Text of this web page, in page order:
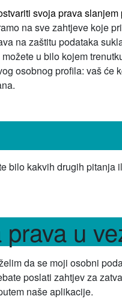
svoja prava
na sve zahtjeve koje
na zaštitu podataka
možete u bilo kojem
osobnog profila: vaš će
bilo kakvih drugih pitanja
u
da se moji osobni
poslati zahtjev za
naše aplikacije.